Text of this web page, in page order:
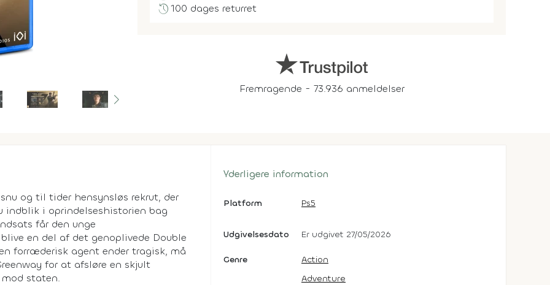
history100 dages returret
Fremragende - 73.936 anmeldelser
og til tider hensynsløs rekrut, der
indblik i oprindelseshistorien bag
får den unge
en del af det genoplivede Double
forræderisk agent ender tragisk, må
for at afsløre en skjult
staten.
Yderligere information
Platform Ps5
Udgivelsesdato Er udgivet 27/05/2026
Genre
Action
Adventure